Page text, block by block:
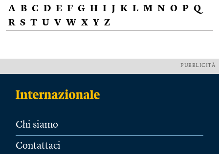
A B C D E F G H I J K L M N O P Q
R S T U V W X Y Z
PUBBLICITÀ
Chi siamo
Contattaci